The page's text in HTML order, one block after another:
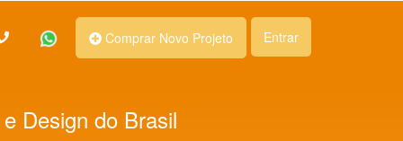
Comprar Novo Projeto Entrar
Design do Brasil